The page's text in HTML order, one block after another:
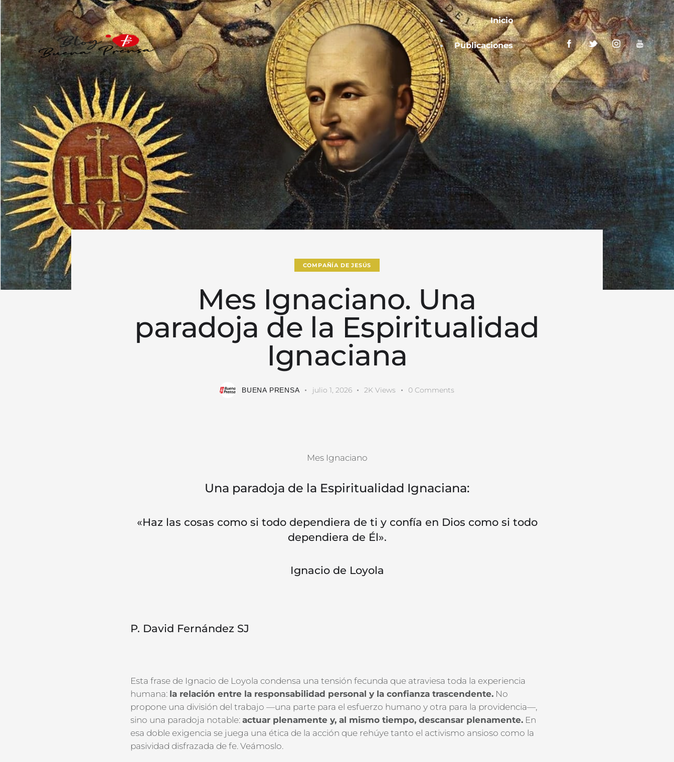
Inicio
Publicaciones
Inicio
Publicaciones
COMPAÑÍA DE JESÚS
Mes Ignaciano. Una
paradoja de la Espiritualidad
Ignaciana
BUENA PRENSA julio 1, 2026 2K Views 0 Comments
Mes Ignaciano
Una paradoja de la Espiritualidad Ignaciana:
«Haz las cosas como si todo dependiera de ti y confía en Dios como si todo
dependiera de Él».
Ignacio de Loyola
P. David Fernández SJ
Esta frase deIgnacio de Loyola condensa una tensión fecunda que atraviesa toda la experiencia
humana: la relación entre la responsabilidad personal y la confianza trascendente.No
propone una división del trabajo —una parte para el esfuerzo humano y otra para la providencia—,
sino una paradoja notable: actuar plenamente y, al mismo tiempo, descansar plenamente.En
esa doble exigencia se juega una ética de la acción que rehúye tanto el activismo ansioso como la
pasividad disfrazada de fe. Veámoslo.